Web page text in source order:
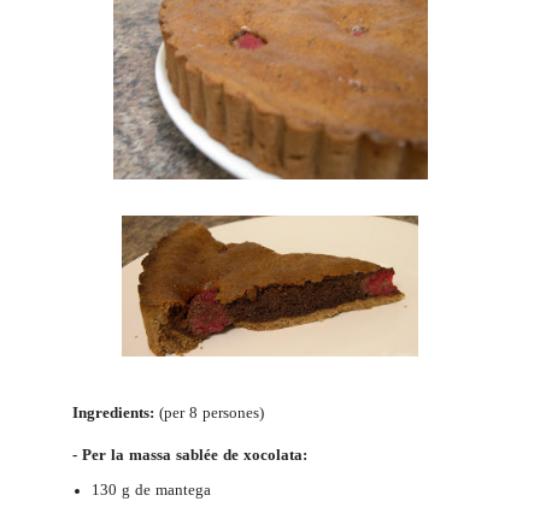
Ingredients: (per 8 persones)
- Per la massa sablée de xocolata:
130 g de mantega